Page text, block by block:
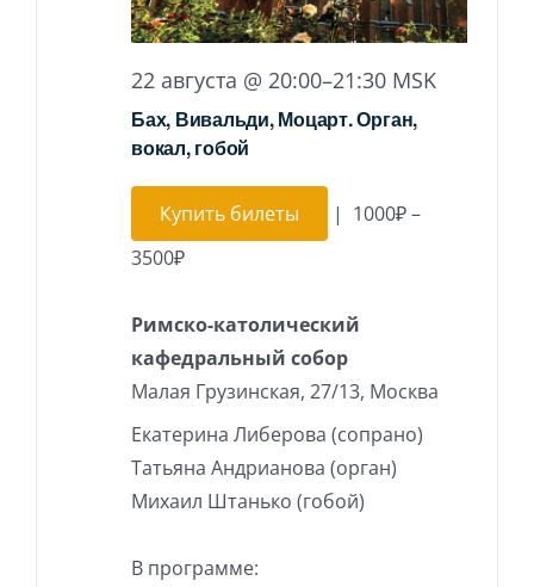
22 августа @ 20:00–21:30 MSK
Бах, Вивальди, Моцарт. Орган,
вокал, гобой
Купить билеты | 1000₽ –
3500₽
Римско-католический
кафедральный собор
Малая Грузинская, 27/13, Москва
Екатерина Либерова (сопрано)
Татьяна Андрианова (орган)
Михаил Штанько (гобой)
В программе: